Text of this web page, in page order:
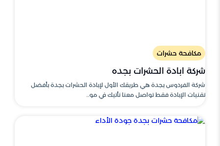
مكافحة حشرات
شركة ابادة الحشرات بجده
شركة الفردوس بجدة هي طريقك الأول لإبادة الحشرات بجدة بأفضل
تقنيات الإبادة فقط تواصل معنا نأتيك في مو..